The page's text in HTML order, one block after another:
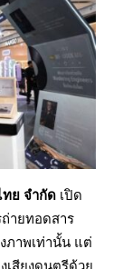
ทย จำกัด เปิด
ถ่ายทอดสาร
ภาพเท่านั้น แต่